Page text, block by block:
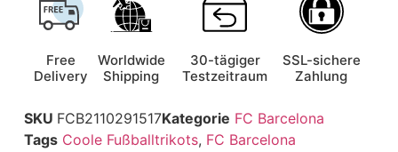
Free
Delivery
Worldwide
Shipping
30-tägiger
Testzeitraum
SSL-sichere
Zahlung
SKU FCB2110291517Kategorie FC Barcelona
Tags Coole Fußballtrikots, FC Barcelona